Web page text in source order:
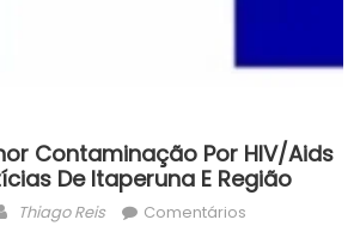
Contaminação Por HIV/aids
De Itaperuna E Região
Author
Thiago Reis
Comentários